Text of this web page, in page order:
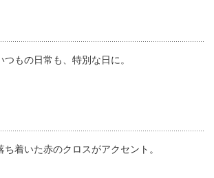
つもの日常も、特別な日に。
ち着いた赤のクロスがアクセント。